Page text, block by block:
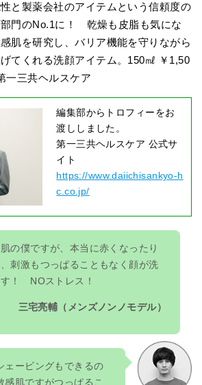
と製薬会社のアイテムという信頼度の
門のNo.1に！ 乾燥も皮脂も気にな
肌を研究し、バリア機能を守りながら
てくれる洗顔アイテム。150㎖ ￥1,50
一三共ヘルスケア
編集部からトロフィーをお
渡ししました。
第一三共ヘルスケア 公式サ
イト
https://www.daiichisankyo-h
c.co.jp/
の僕ですが、本当に赤くなったり
刺激もつっぱることもなく顔が洗
す！ NOストレス！
三宅亮輔（メンズノンノモデル）
ェービングもできるの
感肌ですがつっぱるこ